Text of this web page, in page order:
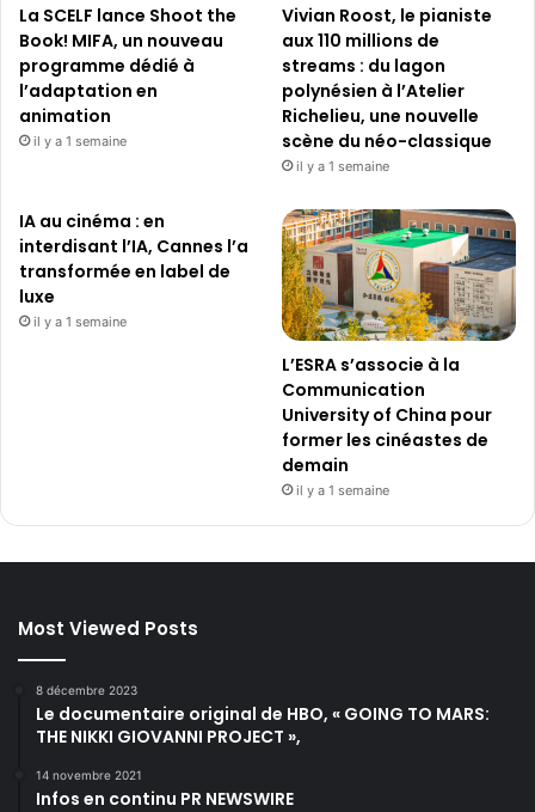
La SCELF lance Shoot the
Book! MIFA, un nouveau
programme dédié à
l’adaptation en
animation
il y a 1 semaine
Vivian Roost, le pianiste
aux 110 millions de
streams : du lagon
polynésien à l’Atelier
Richelieu, une nouvelle
scène du néo-classique
il y a 1 semaine
IA au cinéma : en
interdisant l’IA, Cannes l’a
transformée en label de
luxe
il y a 1 semaine
L’ESRA s’associe à la
Communication
University of China pour
former les cinéastes de
demain
il y a 1 semaine
Most Viewed Posts
8 décembre 2023
Le documentaire original de HBO, « GOING TO MARS:
THE NIKKI GIOVANNI PROJECT »,
14 novembre 2021
Infos en continu PR NEWSWIRE